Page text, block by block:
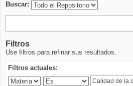
Buscar:
Filtros
Use filtros para refinar sus resultados.
Filtros actuales: